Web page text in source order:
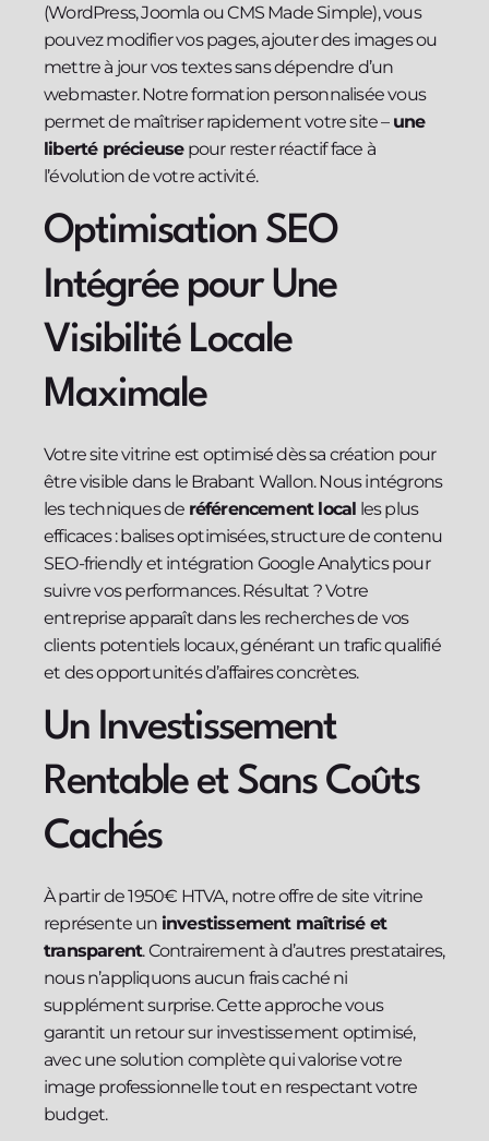
(WordPress, Joomla ou CMS Made Simple), vous
pouvez modifier vos pages, ajouter des images ou
mettre à jour vos textes sans dépendre d’un
webmaster. Notre formation personnalisée vous
permet de maîtriser rapidement votre site – une
liberté précieusepour rester réactif face à
l’évolution de votre activité.
Optimisation SEO
Intégrée pour Une
Visibilité Locale
Maximale
Votre site vitrine est optimisé dès sa création pour
être visible dans le Brabant Wallon. Nous intégrons
les techniques de référencement local les plus
efficaces : balises optimisées, structure de contenu
SEO-friendly et intégration Google Analytics pour
suivre vos performances. Résultat ? Votre
entreprise apparaît dans les recherches de vos
clients potentiels locaux, générant un trafic qualifié
et des opportunités d’affaires concrètes.
Un Investissement
Rentable et Sans Coûts
Cachés
À partir de 1950€ HTVA, notre offre de site vitrine
représente un investissement maîtrisé et
transparent. Contrairement à d’autres prestataires,
nous n’appliquons aucun frais caché ni
supplément surprise. Cette approche vous
garantit un retour sur investissement optimisé,
avec une solution complète qui valorise votre
image professionnelle tout en respectant votre
budget.